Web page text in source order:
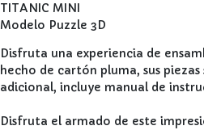
TITANIC MINI
Modelo Puzzle 3D
Disfruta una experiencia de
hecho de cartón pluma, sus
adicional, incluye manual de
Disfruta el armado de este